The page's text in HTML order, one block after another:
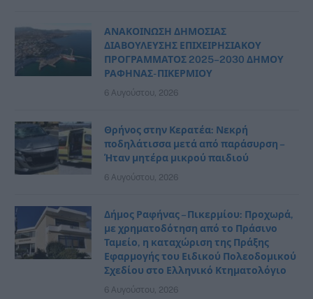
ΑΝΑΚΟΙΝΩΣΗ ΔΗΜΟΣΙΑΣ
ΔΙΑΒΟΥΛΕΥΣΗΣ ΕΠΙΧΕΙΡΗΣΙΑΚΟΥ
ΠΡΟΓΡΑΜΜΑΤΟΣ 2025–2030 ΔΗΜΟΥ
ΡΑΦΗΝΑΣ- ΠΙΚΕΡΜΙΟΥ
6 Αυγούστου, 2026
Θρήνος στην Κερατέα: Νεκρή
ποδηλάτισσα μετά από παράσυρση –
Ήταν μητέρα μικρού παιδιού
6 Αυγούστου, 2026
Δήμος Ραφήνας – Πικερμίου: Προχωρά,
με χρηματοδότηση από το Πράσινο
Ταμείο, η καταχώριση της Πράξης
Εφαρμογής του Ειδικού Πολεοδομικού
Σχεδίου στο Ελληνικό Κτηματολόγιο
6 Αυγούστου, 2026